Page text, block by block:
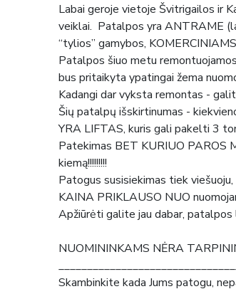
Labai geroje vietoje Švitrigailos ir
veiklai. Patalpos yra ANTRAME
“tylios” gamybos,
Patalpos šiuo metu
bus pritaikyta ypatingai žema
Kadangi dar vyksta remontas -
Šių patalpų išskirtinumas -
YRA LIFTAS, kuris gali pakelti 3
Patekimas BET KURIUO PAROS
kiemą!!!!!!!!!
Patogus susisiekimas tiek
KAINA PRIKLAUSO NUO
Apžiūrėti galite jau dabar, patalpos
NUOMININKAMS NĖRA
Skambinkite kada Jums patogu,